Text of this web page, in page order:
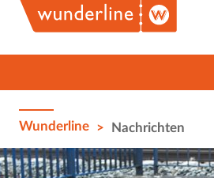
Wunderline > Nachrichten